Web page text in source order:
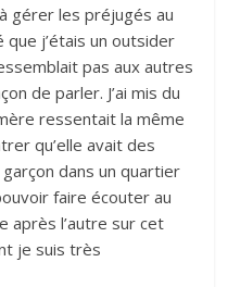
gérer les préjugés au
que j’étais un outsider
pas aux autres
de parler. J’ai mis du
ressentait la même
qu’elle avait des
dans un quartier
faire écouter au
après l’autre sur cet
je suis très